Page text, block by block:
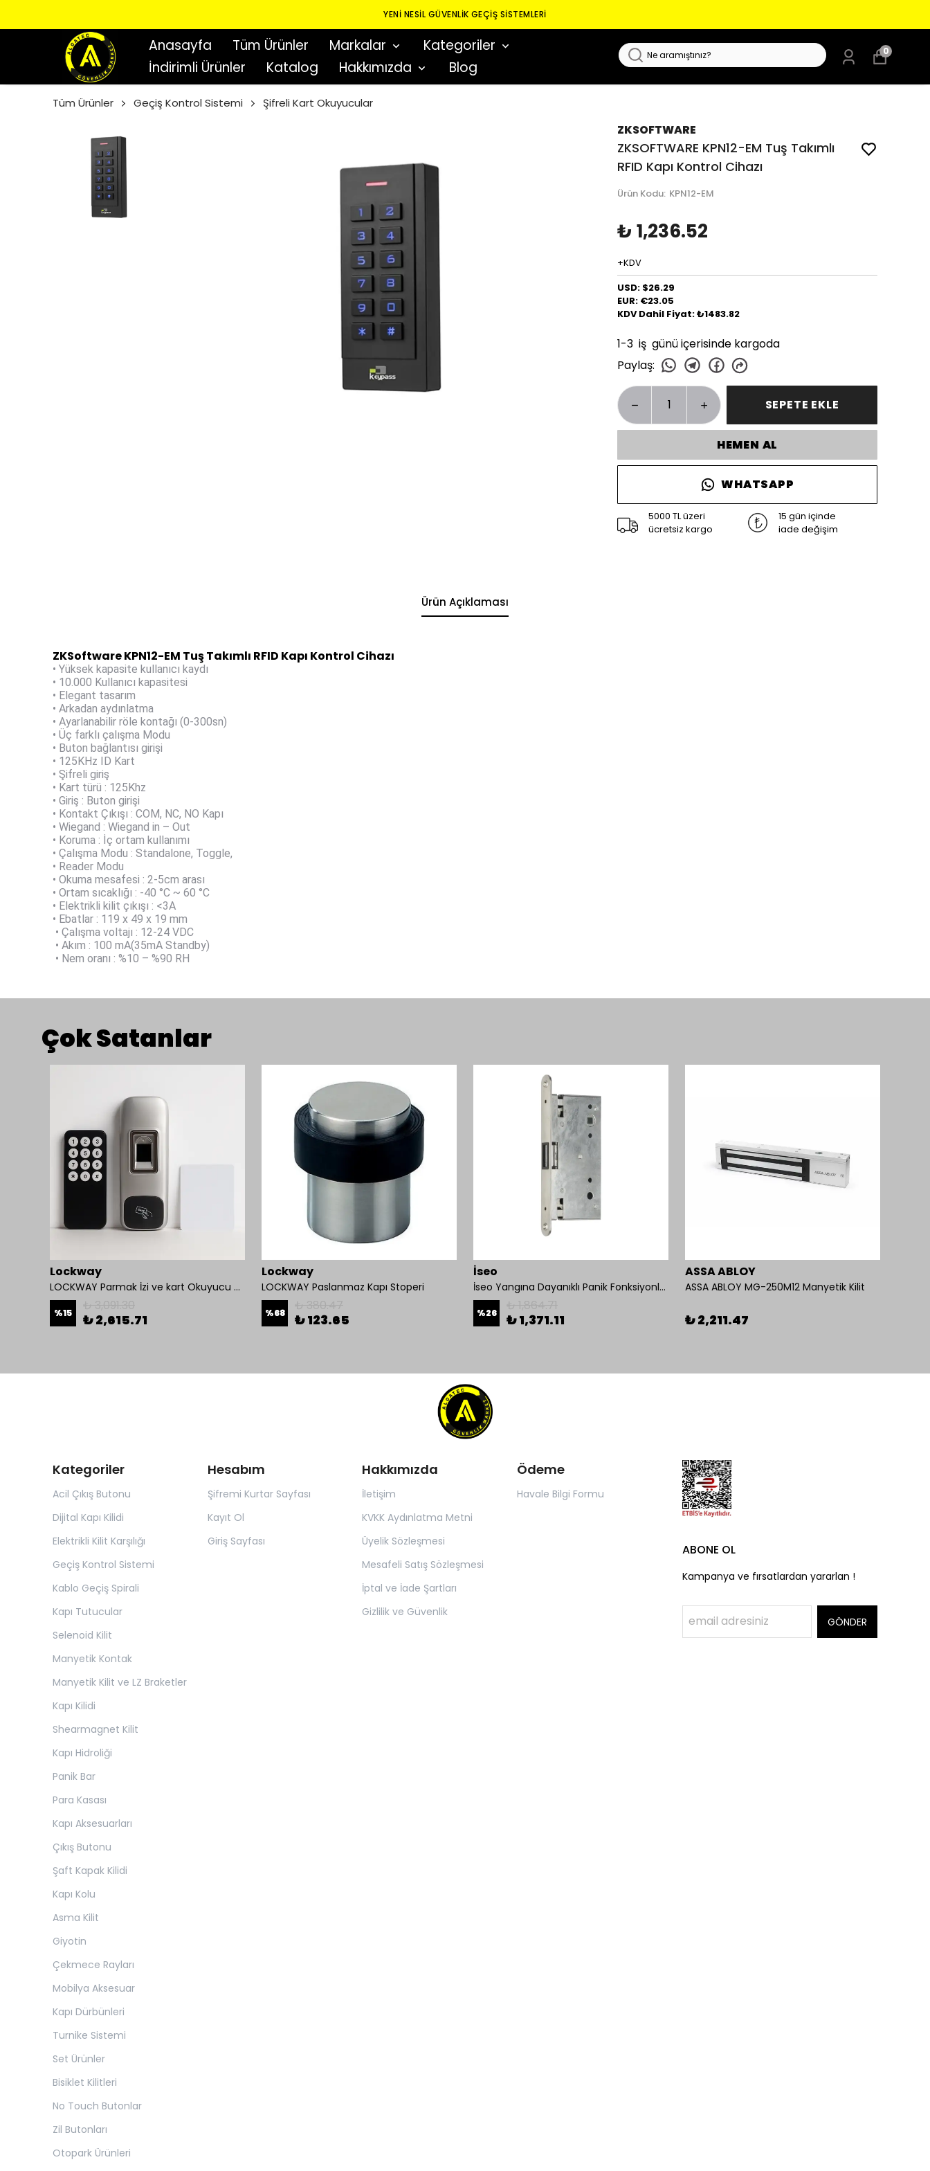
YENI NESIL GÜVENLIK GEÇIŞ SISTEMLERI
Anasayfa Tüm Ürünler Markalar
Kategoriler
İndirimli Ürünler
Katalog Hakkımızda Blog
0
Tüm Ürünler Geçiş Kontrol Sistemi Şifreli Kart Okuyucular
ZKSOFTWARE
ZKSOFTWARE KPN12-EM Tuş Takımlı
RFID Kapı Kontrol Cihazı
Ürün Kodu: KPN12-EM
₺ 1,236.52
+KDV
USD: $26.29
EUR: €23.05
KDV Dahil Fiyat: ₺1483.82
1-3 iş günü içerisinde kargoda
Paylaş:
SEPETE EKLE
HEMEN AL
WHATSAPP
5000 TL üzeri
ücretsiz kargo
15 gün içinde
iade değişim
Ürün Açıklaması
ZKSoftware KPN12-EM Tuş Takımlı RFID Kapı Kontrol Cihazı
• Yüksek kapasite kullanıcı kaydı
• 10.000 Kullanıcı kapasitesi
• Elegant tasarım
• Arkadan aydınlatma
• Ayarlanabilir röle kontağı (0-300sn)
• Üç farklı çalışma Modu
• Buton bağlantısı girişi
• 125KHz ID Kart
• Şifreli giriş
• Kart türü : 125Khz
• Giriş : Buton girişi
• Kontakt Çıkışı : COM, NC, NO Kapı
• Wiegand : Wiegand in – Out
• Koruma : İç ortam kullanımı
• Çalışma Modu : Standalone, Toggle,
• Reader Modu
• Okuma mesafesi : 2-5cm arası
• Ortam sıcaklığı : -40 °C ~ 60 °C
• Elektrikli kilit çıkışı : <3A
• Ebatlar : 119 x 49 x 19 mm
• Çalışma voltajı : 12-24 VDC
• Akım : 100 mA(35mA Standby)
• Nem oranı : %10 – %90 RH
Çok Satanlar
Lockway
LOCKWAY Parmak İzi ve kart Okuyucu Kontrol Paneli
%15 ₺ 2,615.71
Lockway
LOCKWAY Paslanmaz Kapı Stoperi
%68 ₺ 123.65
İseo
İseo Yangına Dayanıklı Panik Fonksiyonlu Pasif Kanat İçin Gömme Kilit
%26 ₺ 1,371.11
ASSA ABLOY
ASSA ABLOY MG-250M12 Manyetik Kilit
₺ 2,211.47
Kategoriler
Acil Çıkış Butonu
Dijital Kapı Kilidi
Elektrikli Kilit Karşılığı
Geçiş Kontrol Sistemi
Kablo Geçiş Spirali
Kapı Tutucular
Selenoid Kilit
Manyetik Kontak
Manyetik Kilit ve LZ Braketler
Kapı Kilidi
Shearmagnet Kilit
Kapı Hidroliği
Panik Bar
Para Kasası
Kapı Aksesuarları
Çıkış Butonu
Şaft Kapak Kilidi
Kapı Kolu
Asma Kilit
Giyotin
Çekmece Rayları
Mobilya Aksesuar
Kapı Dürbünleri
Turnike Sistemi
Set Ürünler
Bisiklet Kilitleri
No Touch Butonlar
Zil Butonları
Otopark Ürünleri
Hesabım
Şifremi Kurtar Sayfası
Kayıt Ol
Giriş Sayfası
Hakkımızda
İletişim
KVKK Aydınlatma Metni
Üyelik Sözleşmesi
Mesafeli Satış Sözleşmesi
İptal ve İade Şartları
Gizlilik ve Güvenlik
Ödeme
Havale Bilgi Formu
ABONE OL
Kampanya ve fırsatlardan yararlan !
GÖNDER